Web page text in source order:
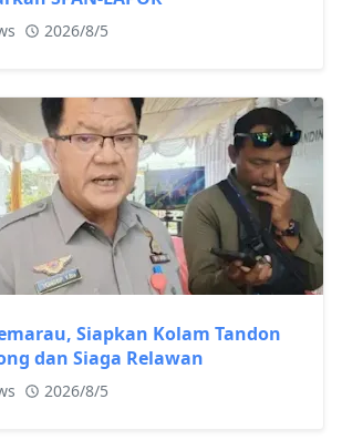
2026/8/5
Siapkan Kolam Tandon
dan Siaga Relawan
2026/8/5